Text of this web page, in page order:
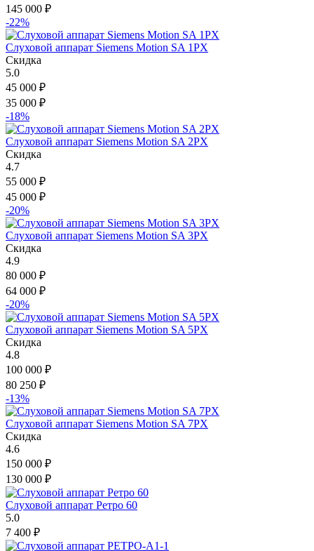
145 000 ₽
-22%
Слуховой аппарат Siemens Motion SA 1PX
Скидка
5.0
45 000 ₽
35 000 ₽
-18%
Слуховой аппарат Siemens Motion SA 2PX
Скидка
4.7
55 000 ₽
45 000 ₽
-20%
Слуховой аппарат Siemens Motion SA 3PX
Скидка
4.9
80 000 ₽
64 000 ₽
-20%
Слуховой аппарат Siemens Motion SA 5PX
Скидка
4.8
100 000 ₽
80 250 ₽
-13%
Слуховой аппарат Siemens Motion SA 7PX
Скидка
4.6
150 000 ₽
130 000 ₽
Слуховой аппарат Ретро 60
5.0
7 400 ₽